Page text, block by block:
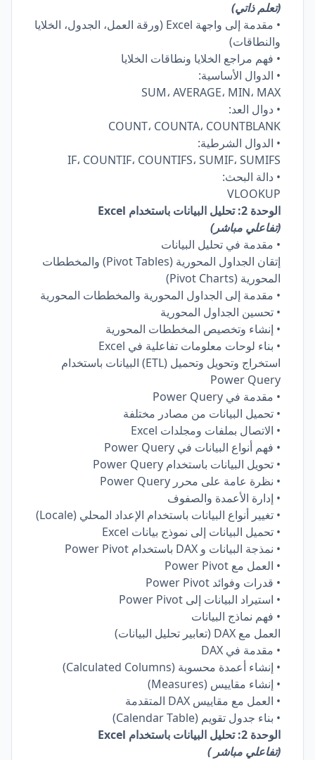
(تعلم ذاتي)
• مقدمة إلى واجهة Excel (ورقة العمل، الجدول، الخلايا
والنطاقات)
• فهم مراجع الخلايا ونطاقات الخلايا
• الدوال الأساسية:
SUM، AVERAGE، MIN، MAX
• دوال العد:
COUNT، COUNTA، COUNTBLANK
• الدوال الشرطية:
IF، COUNTIF، COUNTIFS، SUMIF، SUMIFS
• دالة البحث:
VLOOKUP
الوحدة 2: تحليل البيانات باستخدام Excel
(تفاعلي مباشر)
• مقدمة في تحليل البيانات
إتقان الجداول المحورية (Pivot Tables) والمخططات
المحورية (Pivot Charts)
• مقدمة إلى الجداول المحورية والمخططات المحورية
• تحسين الجداول المحورية
• إنشاء وتخصيص المخططات المحورية
• بناء لوحات معلومات تفاعلية في Excel
استخراج وتحويل وتحميل (ETL) البيانات باستخدام
Power Query
• مقدمة في Power Query
• تحميل البيانات من مصادر مختلفة
• الاتصال بملفات ومجلدات Excel
• فهم أنواع البيانات في Power Query
• تحويل البيانات باستخدام Power Query
• نظرة عامة على محرر Power Query
• إدارة الأعمدة والصفوف
• تغيير أنواع البيانات باستخدام الإعداد المحلي (Locale)
• تحميل البيانات إلى نموذج بيانات Excel
• نمذجة البيانات و DAX باستخدام Power Pivot
• العمل مع Power Pivot
• قدرات وفوائد Power Pivot
• استيراد البيانات إلى Power Pivot
• فهم نماذج البيانات
العمل مع DAX (تعابير تحليل البيانات)
• مقدمة في DAX
• إنشاء أعمدة محسوبة (Calculated Columns)
• إنشاء مقاييس (Measures)
• العمل مع مقاييس DAX المتقدمة
• بناء جدول تقويم (Calendar Table)
الوحدة 2: تحليل البيانات باستخدام Excel
(تفاعلي مباشر )